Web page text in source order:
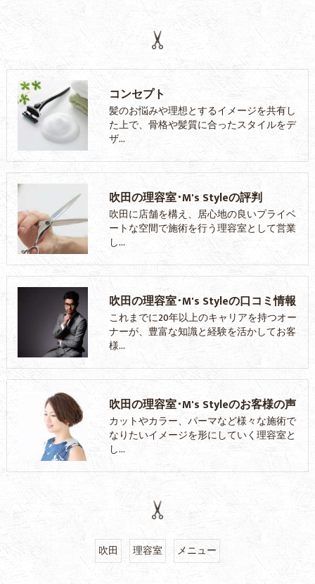
コンセプト
髪のお悩みや理想とするイメージを共有し
た上で、骨格や髪質に合ったスタイルをデ
ザ…
吹田の理容室･M's Styleの評判
吹田に店舗を構え、居心地の良いプライベ
ートな空間で施術を行う理容室として営業
し…
吹田の理容室･M's Styleの口コミ情報
これまでに20年以上のキャリアを持つオー
ナーが、豊富な知識と経験を活かしてお客
様…
吹田の理容室･M's Styleのお客様の声
カットやカラー、パーマなど様々な施術で
なりたいイメージを形にしていく理容室と
し…
吹田 理容室 メニュー